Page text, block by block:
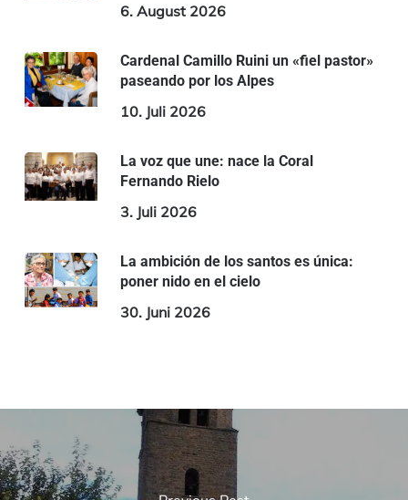
6. August 2026
Cardenal Camillo Ruini un «fiel pastor»
paseando por los Alpes
10. Juli 2026
La voz que une: nace la Coral
Fernando Rielo
3. Juli 2026
La ambición de los santos es única:
poner nido en el cielo
30. Juni 2026